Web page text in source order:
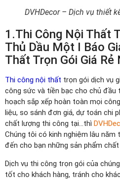
DVHDecor – Dịch vụ thiết
1.Thi Công Nội Thất
Thủ Dầu Một I Báo
Thất Trọn Gói Giá Rẻ
Thi công nội thất trọn gói dịch vụ
công sức và tiền bạc cho chủ đầu
hoạch sắp xếp hoàn toàn mọi
liệu, so sánh đơn giá, dự toán chi
chất lượng thi công tại…thì
Chúng tôi có kinh nghiệm lâu
đến cho bạn những sản phẩm
Dịch vụ thi công trọn gói của
tốt cho khách hàng, tránh cho